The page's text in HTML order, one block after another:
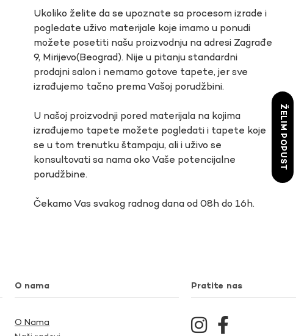
Ukoliko želite da se upoznate sa procesom izrade i
pogledate uživo materijale koje imamo u ponudi
možete posetiti našu proizvodnju na adresi Zagrađe
9, Mirijevo(Beograd). Nije u pitanju standardni
prodajni salon i nemamo gotove tapete, jer sve
izrađujemo tačno prema Vašoj porudžbini.
U našoj proizvodnji pored materijala na kojima
izrađujemo tapete možete pogledati i tapete koje
se u tom trenutku štampaju, ali i uživo se
konsultovati sa nama oko Vaše potencijalne
porudžbine.
Čekamo Vas svakog radnog dana od 08h do 16h.
O nama
O Nama
Pratite nas
ŽELIM POPUST